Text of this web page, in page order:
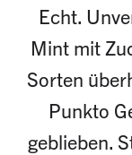
Echt.
Mint mit
Sorten
Punkto
geblieben.